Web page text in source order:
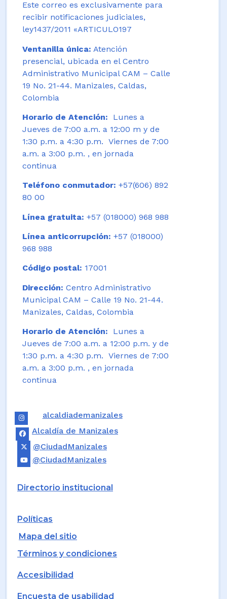
Este correo es exclusivamente para
recibir notificaciones judiciales,
ley1437/2011 «ARTICULO197
Ventanilla única: Atención
presencial, ubicada en el Centro
Administrativo Municipal CAM – Calle
19 No. 21-44. Manizales, Caldas,
Colombia
Horario de Atención:
Lunes a
Jueves de 7:00 a.m. a 12:00 m y de
1:30 p.m. a 4:30 p.m. Viernes de 7:00
a.m. a 3:00 p.m. , en jornada
continua
Teléfono conmutador: +57(606) 892
80 00
Línea gratuita: +57 (018000) 968 988
Línea anticorrupción: +57 (018000)
968 988
Código postal: 17001
Dirección: Centro Administrativo
Municipal CAM – Calle 19 No. 21-44.
Manizales, Caldas, Colombia
Horario de Atención: Lunes a
Jueves de 7:00 a.m. a 12:00 p.m. y de
1:30 p.m. a 4:30 p.m. Viernes de 7:00
a.m. a 3:00 p.m. , en jornada
continua
alcaldiademanizales
Alcaldía de Manizales
@CiudadManizales
@CiudadManizales
Directorio institucional
Políticas
Mapa del sitio
Términos y condiciones
Accesibilidad
Encuesta de usabilidad